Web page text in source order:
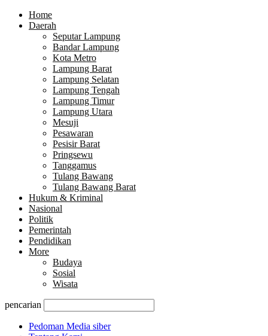
Home
Daerah
Seputar Lampung
Bandar Lampung
Kota Metro
Lampung Barat
Lampung Selatan
Lampung Tengah
Lampung Timur
Lampung Utara
Mesuji
Pesawaran
Pesisir Barat
Pringsewu
Tanggamus
Tulang Bawang
Tulang Bawang Barat
Hukum & Kriminal
Nasional
Politik
Pemerintah
Pendidikan
More
Budaya
Sosial
Wisata
pencarian
Pedoman Media siber